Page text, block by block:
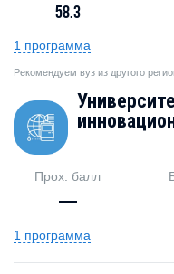
58.3
1 программа
Рекомендуем вуз из другого
Прох. балл
—
1 программа